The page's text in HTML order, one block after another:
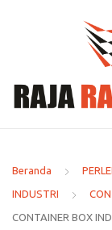
Beranda
INDUSTRI
CONTAINER BOX